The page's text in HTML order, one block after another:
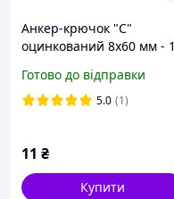
Анкер-крючок "С"
оцинкований 8х60 мм - 1
Готово до відправки
5.0 (1)
11 ₴
Купити